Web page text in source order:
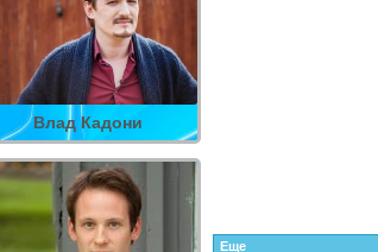
Влад Кадони
Еще